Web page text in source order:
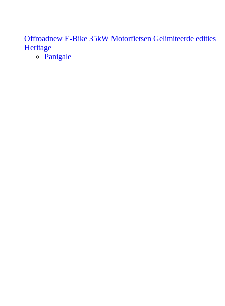
Offroadnew E-Bike 35kW Motorfietsen Gelimiteerde edities
Heritage
Panigale